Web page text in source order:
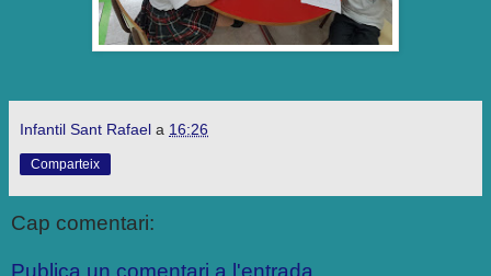
Infantil Sant Rafael a 16:26
Comparteix
Cap comentari:
Publica un comentari a l'entrada